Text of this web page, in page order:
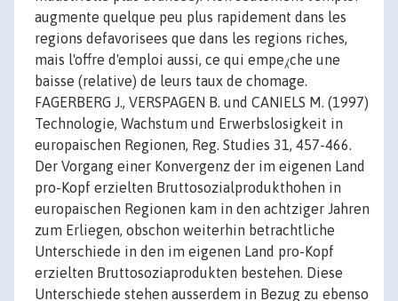
augmente quelque peu plus rapidement dans les
regions defavorisees que dans les regions riches,
mais l'offre d'emploi aussi, ce qui empe⁁che une
baisse (relative) de leurs taux de chomage.
FAGERBERG J., VERSPAGEN B. und CANIELS M. (1997)
Technologie, Wachstum und Erwerbslosigkeit in
europaischen Regionen, Reg. Studies 31, 457-466.
Der Vorgang einer Konvergenz der im eigenen Land
pro-Kopf erzielten Bruttosozialprodukthohen in
europaischen Regionen kam in den achtziger Jahren
zum Erliegen, obschon weiterhin betrachtliche
Unterschiede in den im eigenen Land pro-Kopf
erzielten Bruttosoziaprodukten bestehen. Diese
Unterschiede stehen ausserdem in Bezug zu ebenso